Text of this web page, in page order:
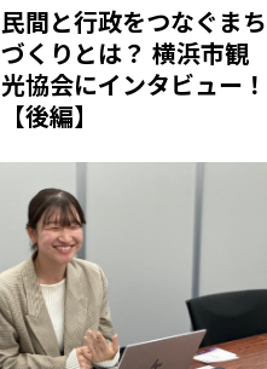
民間と行政をつなぐまち
づくりとは？ 横浜市観
光協会にインタビュー！
【後編】